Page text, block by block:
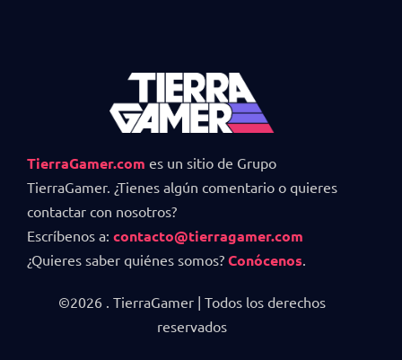
TierraGamer.com es un sitio de Grupo
TierraGamer. ¿Tienes algún comentario o quieres
contactar con nosotros?
Escríbenos a: contacto@tierragamer.com
¿Quieres saber quiénes somos? Conócenos
©2026 . TierraGamer | Todos los derechos
reservados